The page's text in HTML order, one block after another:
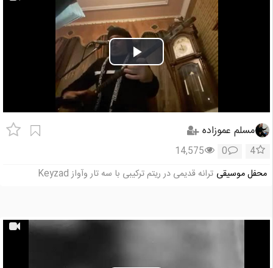
Play
Video
مسلم عموزاده
4
0
14,575
محفل موسیقی ترانه قدیمی در ریتم ترکیبی با سه تار وآواز Keyzad